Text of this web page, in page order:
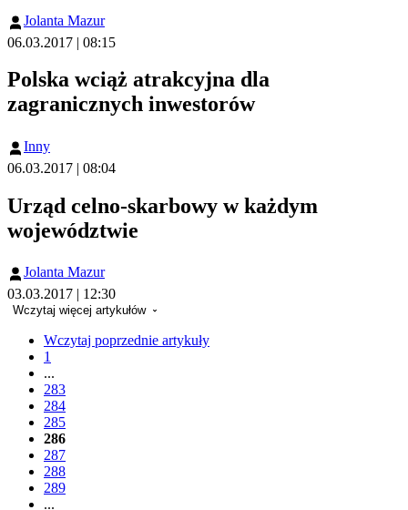
Jolanta Mazur
06.03.2017 | 08:15
Polska wciąż atrakcyjna dla
zagranicznych inwestorów
Inny
06.03.2017 | 08:04
Urząd celno-skarbowy w każdym
województwie
Jolanta Mazur
03.03.2017 | 12:30
Wczytaj więcej artykułów
Wczytaj poprzednie artykuły
1
...
283
284
285
286
287
288
289
...